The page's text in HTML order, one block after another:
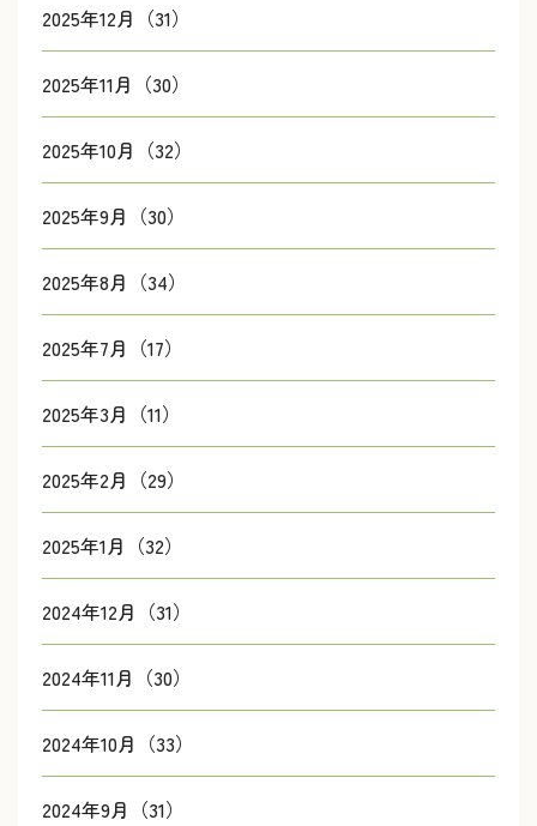
2025年12月（31）
2025年11月（30）
2025年10月（32）
2025年9月（30）
2025年8月（34）
2025年7月（17）
2025年3月（11）
2025年2月（29）
2025年1月（32）
2024年12月（31）
2024年11月（30）
2024年10月（33）
2024年9月（31）